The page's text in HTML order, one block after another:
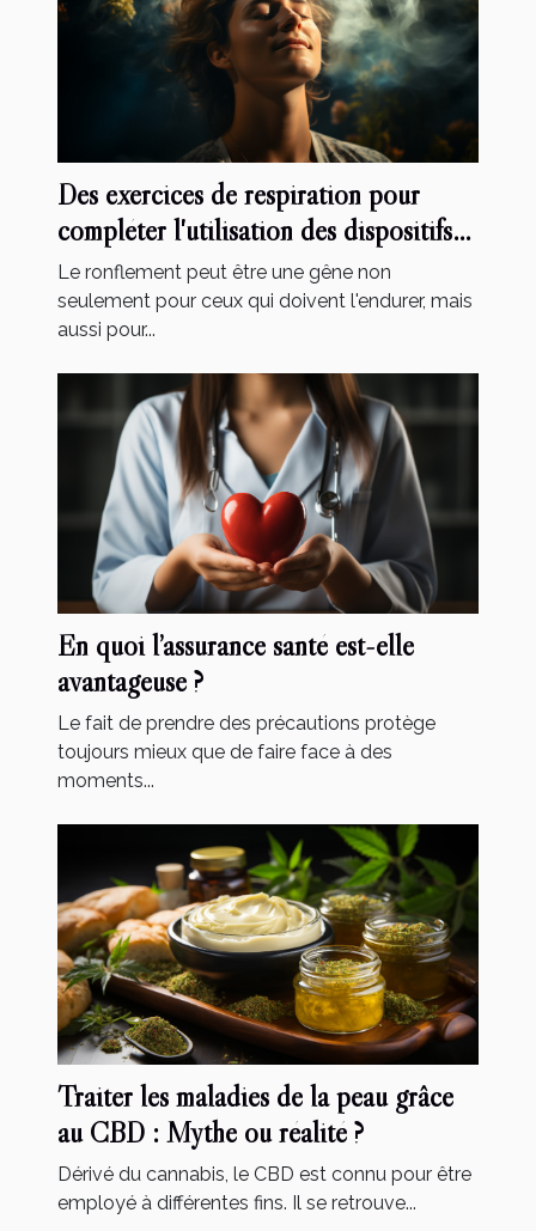
Des exercices de respiration pour
compléter l'utilisation des dispositifs
anti-ronflement
Le ronflement peut être une gêne non
seulement pour ceux qui doivent l'endurer, mais
aussi pour...
En quoi l’assurance santé est-elle
avantageuse ?
Le fait de prendre des précautions protège
toujours mieux que de faire face à des
moments...
Traiter les maladies de la peau grâce
au CBD : Mythe ou réalité ?
Dérivé du cannabis, le CBD est connu pour être
employé à différentes fins. Il se retrouve...